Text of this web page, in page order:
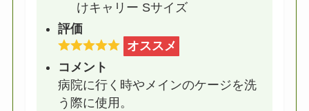
けキャリー Sサイズ
評価
オススメ
コメント
病院に行く時やメインのケージを洗
う際に使用。